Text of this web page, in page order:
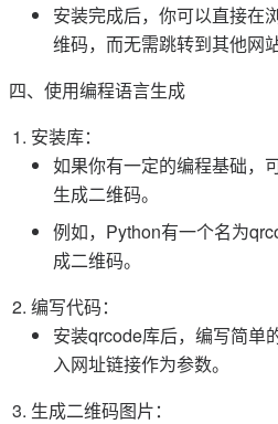
安装完成后，你可以直接在
维码，而无需跳转到其他网
四、使用编程语言生成
安装库：
如果你有一定的编程基础，
生成二维码。
例如，Python有一个名为
成二维码。
编写代码：
安装qrcode库后，编写简单
入网址链接作为参数。
生成二维码图片：